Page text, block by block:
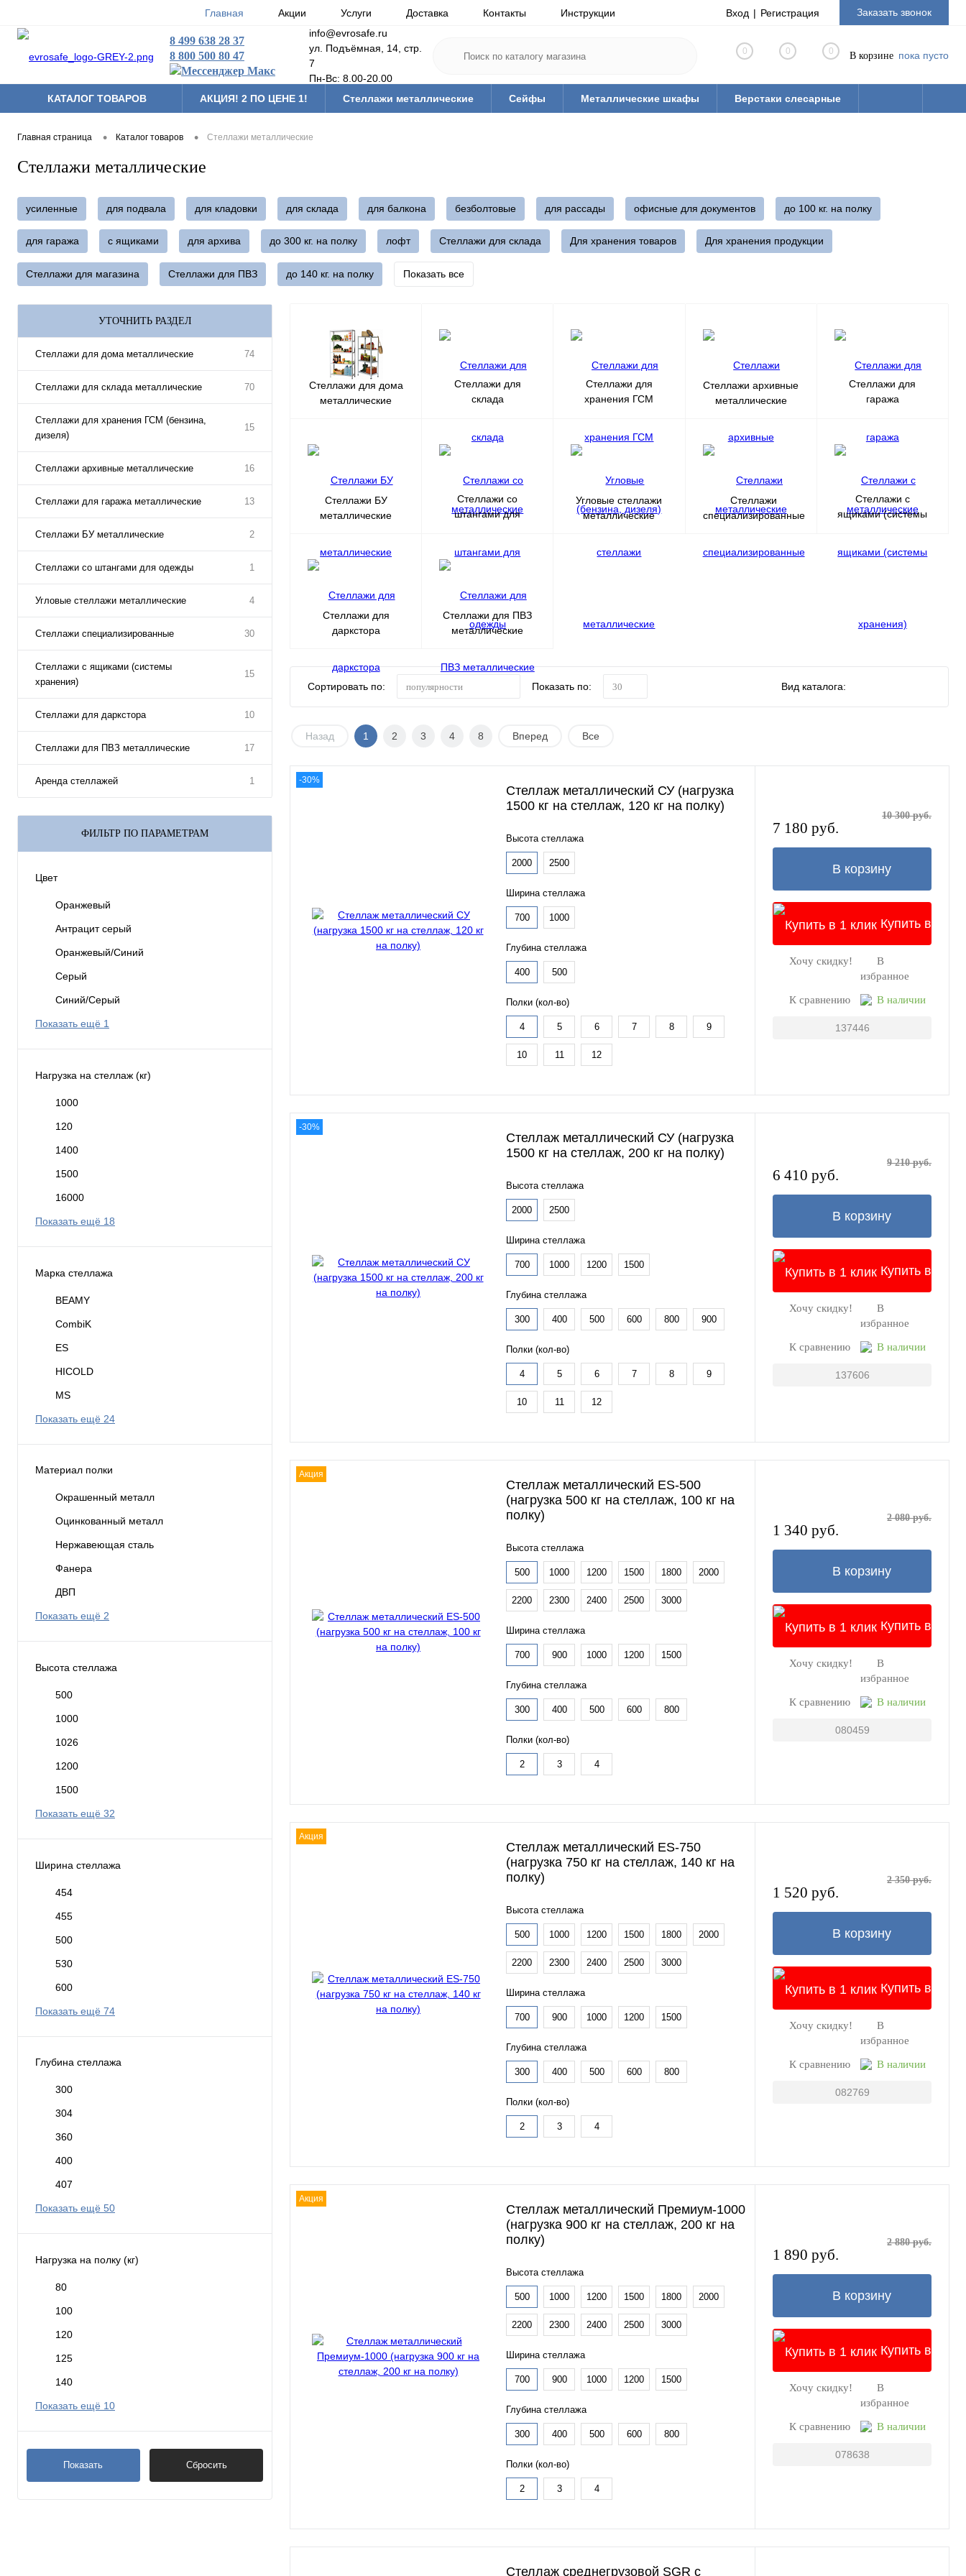
Главная Акции Услуги Доставка Контакты Инструкции Вход Регистрация Заказать звонок
8 499 638 28 37
8 800 500 80 47
info@evrosafe.ru
ул. Подъёмная, 14, стр.
7
Пн-Вс: 8.00-20.00
0 0 0 В корзине пока пусто
КАТАЛОГ ТОВАРОВ АКЦИЯ! 2 ПО ЦЕНЕ 1! Стеллажи металлические Сейфы Металлические шкафы Верстаки слесарные
Главная страница • Каталог товаров • Стеллажи металлические
Стеллажи металлические
усиленные для подвала для кладовки для склада для балкона безболтовые для рассады офисные для документов до 100 кг. на полку
для гаража с ящиками для архива до 300 кг. на полку лофт Стеллажи для склада Для хранения товаров Для хранения продукции
Стеллажи для магазина Стеллажи для ПВЗ до 140 кг. на полку Показать все
УТОЧНИТЬ РАЗДЕЛ
Стеллажи для дома металлические 74
Стеллажи для склада металлические 70
Стеллажи для хранения ГСМ (бензина,
дизеля)
15
Стеллажи архивные металлические 16
Стеллажи для гаража металлические 13
Стеллажи БУ металлические 2
Стеллажи со штангами для одежды 1
Угловые стеллажи металлические 4
Стеллажи специализированные 30
Стеллажи с ящиками (системы
хранения)
15
Стеллажи для даркстора 10
Стеллажи для ПВЗ металлические 17
Аренда стеллажей 1
ФИЛЬТР ПО ПАРАМЕТРАМ
Цвет
Оранжевый
Антрацит серый
Оранжевый/Синий
Серый
Синий/Серый
Показать ещё 1
Нагрузка на стеллаж (кг)
1000
120
1400
1500
16000
Показать ещё 18
Марка стеллажа
BEAMY
CombiK
ES
HICOLD
MS
Показать ещё 24
Материал полки
Окрашенный металл
Оцинкованный металл
Нержавеющая сталь
Фанера
ДВП
Показать ещё 2
Высота стеллажа
500
1000
1026
1200
1500
Показать ещё 32
Ширина стеллажа
454
455
500
530
600
Показать ещё 74
Глубина стеллажа
300
304
360
400
407
Показать ещё 50
Нагрузка на полку (кг)
80
100
120
125
140
Показать ещё 10
Показать Сбросить
Стеллажи для дома
металлические
Стеллажи для
склада
Стеллажи для
хранения ГСМ
Стеллажи архивные
металлические
Стеллажи для
гаража
Стеллажи БУ
металлические
Стеллажи со
штангами для
Угловые стеллажи
металлические
Стеллажи
специализированные
Стеллажи с
ящиками (системы
Стеллажи для
даркстора
Стеллажи для ПВЗ
металлические
Сортировать по: популярности Показать по: 30 Вид каталога:
Назад 1 2 3 4 8 Вперед Все
-30%
Стеллаж металлический СУ (нагрузка
1500 кг на стеллаж, 120 кг на полку)
Высота стеллажа
2000 2500
Ширина стеллажа
700 1000
Глубина стеллажа
400 500
Полки (кол-во)
4 5 6 7 8 9
10 11 12
7 180 руб.
10 300 руб.
В корзину
Купить в
1 клик
Хочу скидку!
В
избранное
К сравнению В наличии
137446
-30%
Стеллаж металлический СУ (нагрузка
1500 кг на стеллаж, 200 кг на полку)
Высота стеллажа
2000 2500
Ширина стеллажа
700 1000 1200 1500
Глубина стеллажа
300 400 500 600 800 900
Полки (кол-во)
4 5 6 7 8 9
10 11 12
6 410 руб.
9 210 руб.
В корзину
Купить в
1 клик
Хочу скидку!
В
избранное
К сравнению В наличии
137606
Акция
Стеллаж металлический ES-500
(нагрузка 500 кг на стеллаж, 100 кг на
полку)
Высота стеллажа
500 1000 1200 1500 1800 2000
2200 2300 2400 2500 3000
Ширина стеллажа
700 900 1000 1200 1500
Глубина стеллажа
300 400 500 600 800
Полки (кол-во)
2 3 4
1 340 руб.
2 080 руб.
В корзину
Купить в
1 клик
Хочу скидку!
В
избранное
К сравнению В наличии
080459
Акция
Стеллаж металлический ES-750
(нагрузка 750 кг на стеллаж, 140 кг на
полку)
Высота стеллажа
500 1000 1200 1500 1800 2000
2200 2300 2400 2500 3000
Ширина стеллажа
700 900 1000 1200 1500
Глубина стеллажа
300 400 500 600 800
Полки (кол-во)
2 3 4
1 520 руб.
2 350 руб.
В корзину
Купить в
1 клик
Хочу скидку!
В
избранное
К сравнению В наличии
082769
Акция
Стеллаж металлический Премиум-1000
(нагрузка 900 кг на стеллаж, 200 кг на
полку)
Высота стеллажа
500 1000 1200 1500 1800 2000
2200 2300 2400 2500 3000
Ширина стеллажа
700 900 1000 1200 1500
Глубина стеллажа
300 400 500 600 800
Полки (кол-во)
2 3 4
1 890 руб.
2 880 руб.
В корзину
Купить в
1 клик
Хочу скидку!
В
избранное
К сравнению В наличии
078638
Стеллаж среднегрузовой SGR с